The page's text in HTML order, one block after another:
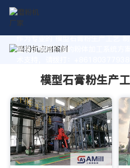
作为专业的 模型石膏粉生产工艺
量身定制高价值的粉体加工系统方
模型石膏粉生产